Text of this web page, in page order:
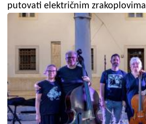
putovati električnim zrakoplovima